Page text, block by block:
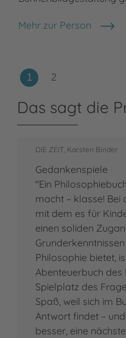
Mehr zur Person
Jacques Després
Das sagt die
DIE ZEIT, Karsten Binder
Gedankenspiele
"Ein
macht – klasse! Bei
mit dem es für
einen soliden
Philosophie bietet,
Abenteuerbuch des
Spielplatz des
Spaß, weil sich im
Antwort findet –
besser, eine